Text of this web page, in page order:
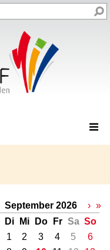
September 2026
Di Mi Do Fr Sa So
1 2 3 4 5
6
› »